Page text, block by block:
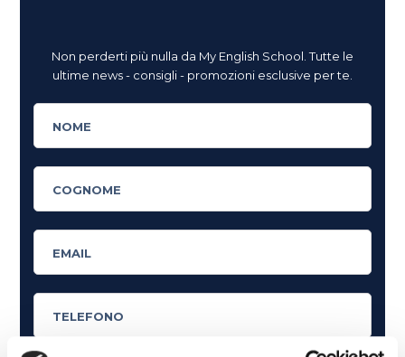
Non perderti più nulla da My English School. Tutte le
ultime news - consigli - promozioni esclusive per te.